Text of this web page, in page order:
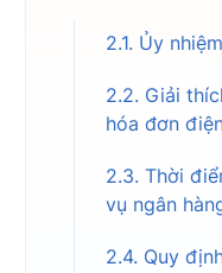
2.1. Ủy
2.2. Giải
hóa đơn
2.3. Thời
vụ ngân
2.4. Quy